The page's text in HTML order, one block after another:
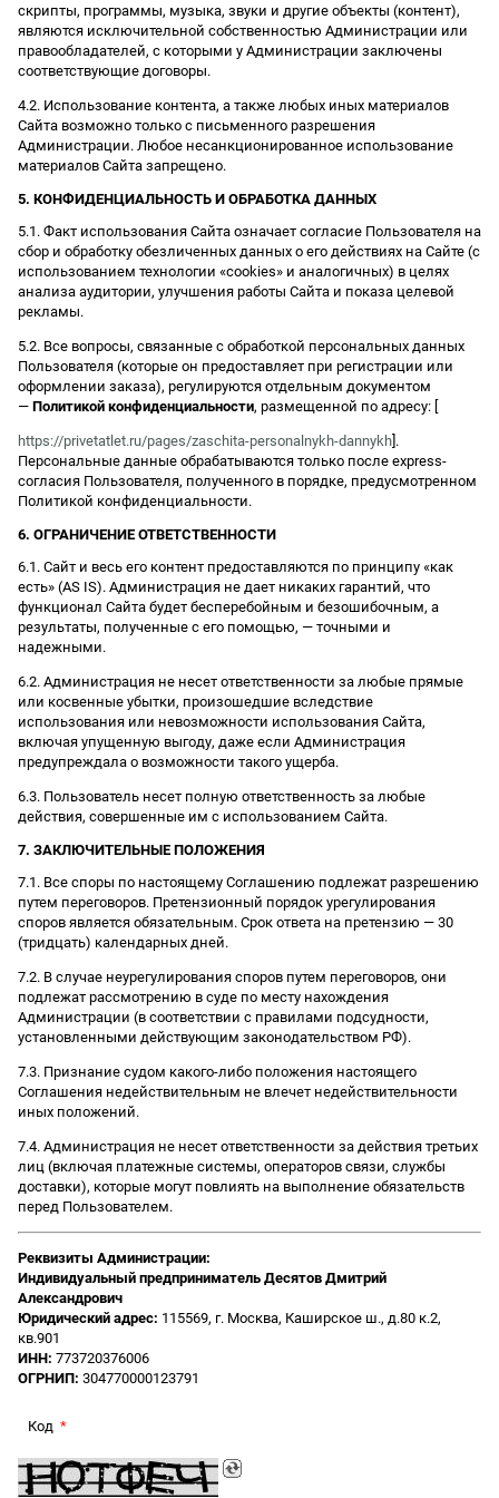
скрипты, программы, музыка, звуки и другие объекты (контент),
являются исключительной собственностью Администрации или
правообладателей, с которыми у Администрации заключены
соответствующие договоры.
4.2. Использование контента, а также любых иных материалов
Сайта возможно только с письменного разрешения
Администрации. Любое несанкционированное использование
материалов Сайта запрещено.
5. КОНФИДЕНЦИАЛЬНОСТЬ И ОБРАБОТКА ДАННЫХ
5.1. Факт использования Сайта означает согласие Пользователя на
сбор и обработку обезличенных данных о его действиях на Сайте (с
использованием технологии «cookies» и аналогичных) в целях
анализа аудитории, улучшения работы Сайта и показа целевой
рекламы.
5.2. Все вопросы, связанные с обработкой персональных данных
Пользователя (которые он предоставляет при регистрации или
оформлении заказа), регулируются отдельным документом
— Политикой конфиденциальности, размещенной по адресу: [
https://privetatlet.ru/pages/zaschita-personalnykh-dannykh].
Персональные данные обрабатываются только после express-
согласия Пользователя, полученного в порядке, предусмотренном
Политикой конфиденциальности.
6. ОГРАНИЧЕНИЕ ОТВЕТСТВЕННОСТИ
6.1. Сайт и весь его контент предоставляются по принципу «как
есть» (AS IS). Администрация не дает никаких гарантий, что
функционал Сайта будет бесперебойным и безошибочным, а
результаты, полученные с его помощью, — точными и
надежными.
6.2. Администрация не несет ответственности за любые прямые
или косвенные убытки, произошедшие вследствие
использования или невозможности использования Сайта,
включая упущенную выгоду, даже если Администрация
предупреждала о возможности такого ущерба.
6.3. Пользователь несет полную ответственность за любые
действия, совершенные им с использованием Сайта.
7. ЗАКЛЮЧИТЕЛЬНЫЕ ПОЛОЖЕНИЯ
7.1. Все споры по настоящему Соглашению подлежат разрешению
путем переговоров. Претензионный порядок урегулирования
споров является обязательным. Срок ответа на претензию — 30
(тридцать) календарных дней.
7.2. В случае неурегулирования споров путем переговоров, они
подлежат рассмотрению в суде по месту нахождения
Администрации (в соответствии с правилами подсудности,
установленными действующим законодательством РФ).
7.3. Признание судом какого-либо положения настоящего
Соглашения недействительным не влечет недействительности
иных положений.
7.4. Администрация не несет ответственности за действия третьих
лиц (включая платежные системы, операторов связи, службы
доставки), которые могут повлиять на выполнение обязательств
перед Пользователем.
Реквизиты Администрации:
Индивидуальный предприниматель Десятов Дмитрий
Александрович
Юридический адрес: 115569, г. Москва, Каширское ш., д.80 к.2,
кв.901
ИНН: 773720376006
ОГРНИП: 304770000123791
Код